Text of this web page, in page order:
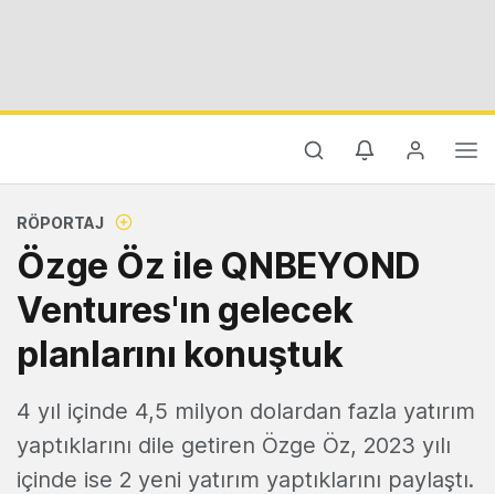
RÖPORTAJ
Özge Öz ile QNBEYOND
Ventures'ın gelecek
planlarını konuştuk
4 yıl içinde 4,5 milyon dolardan fazla yatırım
yaptıklarını dile getiren Özge Öz, 2023 yılı
içinde ise 2 yeni yatırım yaptıklarını paylaştı.